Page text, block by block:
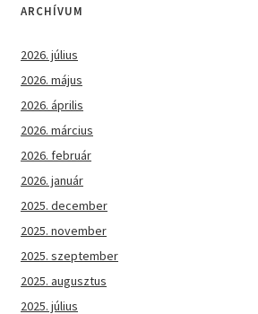
ARCHÍVUM
2026. július
2026. május
2026. április
2026. március
2026. február
2026. január
2025. december
2025. november
2025. szeptember
2025. augusztus
2025. július